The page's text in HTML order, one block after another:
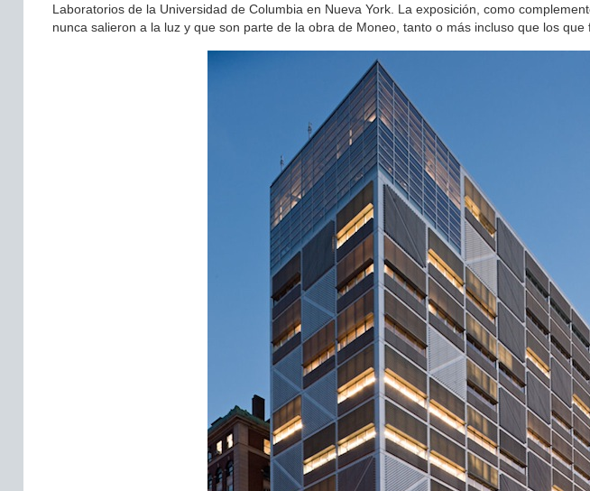
Laboratorios de la Universidad de Columbia en Nueva York. La exposición, como
nunca salieron a la luz y que son parte de la obra de Moneo, tanto o más incluso que los que